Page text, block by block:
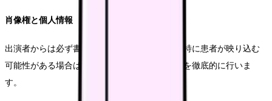
肖像権と個人情報
出演者からは必ず書面での同意を取得します。特に患者が映り込む
可能性がある場合は、撮影エリアの制限や告知を徹底的に行いま
す。